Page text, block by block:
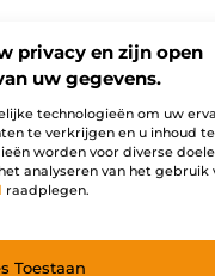
privacy en zijn open
uw gegevens.
technologieën om uw
te verkrijgen en u inhoud
worden voor diverse
analyseren van het gebruik
raadplegen.
Toestaan